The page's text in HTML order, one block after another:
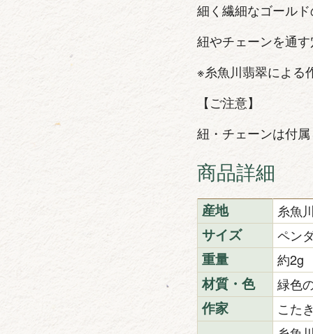
細く繊細なゴール
紐やチェーンを通
※糸魚川翡翠による
【ご注意】
紐・チェーンは付
商品詳細
産地 糸魚
サイズ ペン
重量 約2g
材質・色 緑色
作家 こた